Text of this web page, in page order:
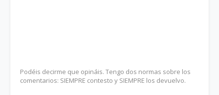
Podéis decirme que opináis. Tengo dos normas sobre los
comentarios: SIEMPRE contesto y SIEMPRE los devuelvo.